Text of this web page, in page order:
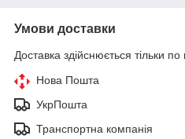
Умови доставки
Доставка здійснюється тільки по
Нова Пошта
УкрПошта
Транспортна компанія